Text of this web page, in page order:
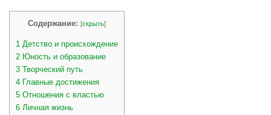
Содержание: [скрыть]
1 Детство и происхождение
2 Юность и образование
3 Творческий путь
4 Главные достижения
5 Отношения с властью
6 Личная жизнь